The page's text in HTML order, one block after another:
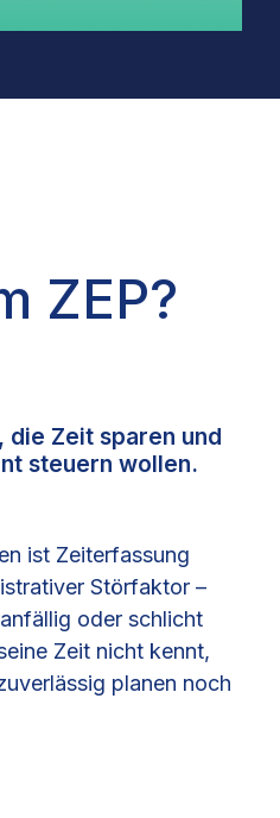
ZEP?
die Zeit sparen und
steuern wollen.
ist Zeiterfassung
Störfaktor –
oder schlicht
Zeit nicht kennt,
planen noch